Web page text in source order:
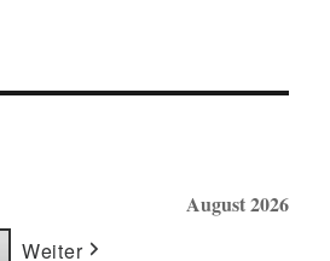
August 2026
Weiter